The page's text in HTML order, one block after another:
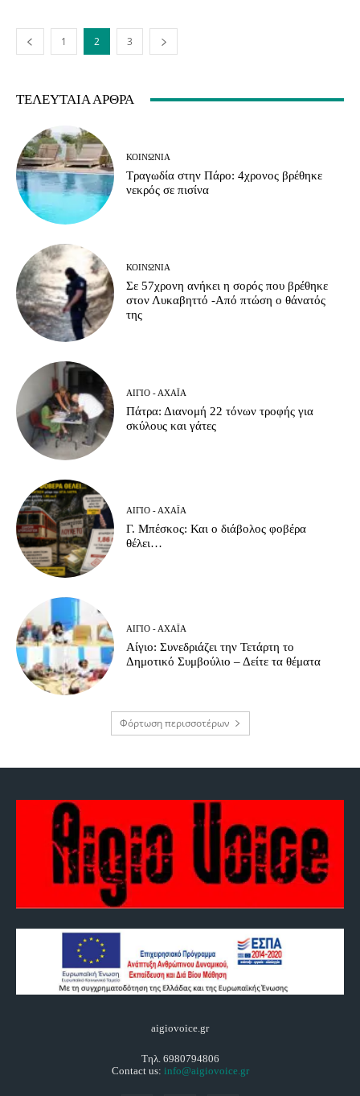
1 2 3
ΤΕΛΕΥΤΑΊΑ ΆΡΘΡΑ
ΚΟΙΝΩΝΊΑ
Τραγωδία στην Πάρο: 4χρονος βρέθηκε
νεκρός σε πισίνα
ΚΟΙΝΩΝΊΑ
Σε 57χρονη ανήκει η σορός που βρέθηκε
στον Λυκαβηττό -Από πτώση ο θάνατός
της
ΑΊΓΙΟ - ΑΧΑΪ́Α
Πάτρα: Διανομή 22 τόνων τροφής για
σκύλους και γάτες
ΑΊΓΙΟ - ΑΧΑΪ́Α
Γ. Μπέσκος: Και ο διάβολος φοβέρα
θέλει…
ΑΊΓΙΟ - ΑΧΑΪ́Α
Αίγιο: Συνεδριάζει την Τετάρτη το
Δημοτικό Συμβούλιο – Δείτε τα θέματα
Φόρτωση περισσοτέρων
aigiovoice.gr
Τηλ. 6980794806
Contact us: info@aigiovoice.gr